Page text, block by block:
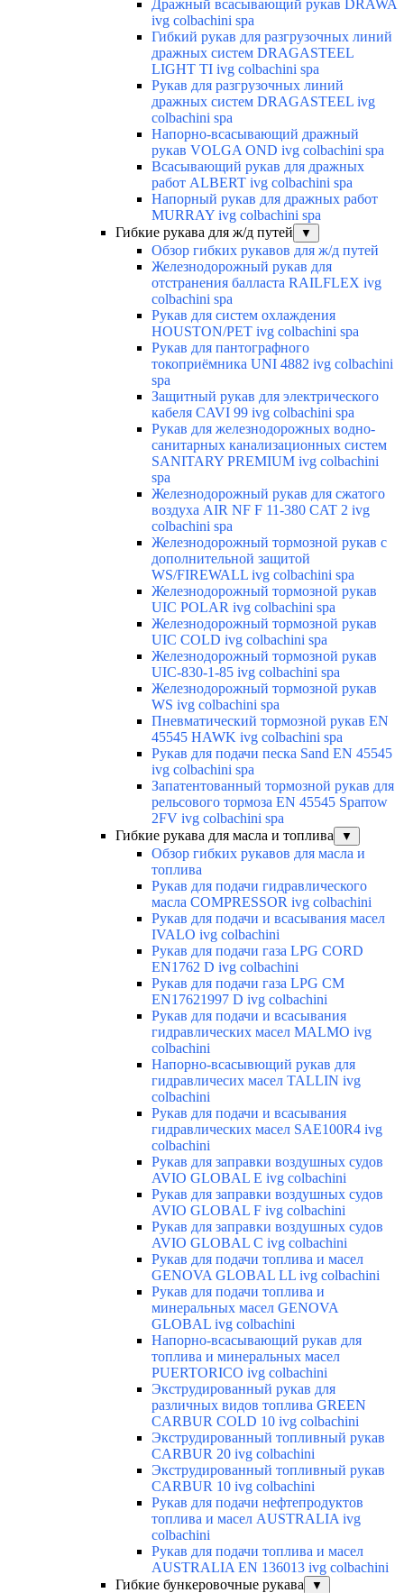
Дражный всасывающий рукав DRAWA
ivg colbachini spa
Гибкий рукав для разгрузочных линий
дражных систем DRAGASTEEL
LIGHT TI ivg colbachini spa
Рукав для разгрузочных линий
дражных систем DRAGASTEEL ivg
colbachini spa
Напорно-всасывающий дражный
рукав VOLGA OND ivg colbachini spa
Всасывающий рукав для дражных
работ ALBERT ivg colbachini spa
Напорный рукав для дражных работ
MURRAY ivg colbachini spa
Гибкие рукава для ж/д путей
▼
Обзор гибких рукавов для ж/д путей
Железнодорожный рукав для
отстранения балласта RAILFLEX ivg
colbachini spa
Рукав для систем охлаждения
HOUSTON/PET ivg colbachini spa
Рукав для пантографного
токоприёмника UNI 4882 ivg colbachini
spa
Защитный рукав для электрического
кабеля CAVI 99 ivg colbachini spa
Рукав для железнодорожных водно-
санитарных канализационных систем
SANITARY PREMIUM ivg colbachini
spa
Железнодорожный рукав для сжатого
воздуха AIR NF F 11-380 CAT 2 ivg
colbachini spa
Железнодорожный тормозной рукав с
дополнительной защитой
WS/FIREWALL ivg colbachini spa
Железнодорожный тормозной рукав
UIC POLAR ivg colbachini spa
Железнодорожный тормозной рукав
UIC COLD ivg colbachini spa
Железнодорожный тормозной рукав
UIC-830-1-85 ivg colbachini spa
Железнодорожный тормозной рукав
WS ivg colbachini spa
Пневматический тормозной рукав EN
45545 HAWK ivg colbachini spa
Рукав для подачи песка Sand EN 45545
ivg colbachini spa
Запатентованный тормозной рукав для
рельсового тормоза EN 45545 Sparrow
2FV ivg colbachini spa
Гибкие рукава для масла и топлива
▼
Обзор гибких рукавов для масла и
топлива
Рукав для подачи гидравлического
масла COMPRESSOR ivg colbachini
Рукав для подачи и всасывания масел
IVALO ivg colbachini
Рукав для подачи газа LPG CORD
EN1762 D ivg colbachini
Рукав для подачи газа LPG CM
EN17621997 D ivg colbachini
Рукав для подачи и всасывания
гидравлических масел MALMO ivg
colbachini
Напорно-всасывющий рукав для
гидравличесих масел TALLIN ivg
colbachini
Рукав для подачи и всасывания
гидравлических масел SAE100R4 ivg
colbachini
Рукав для заправки воздушных судов
AVIO GLOBAL E ivg colbachini
Рукав для заправки воздушных судов
AVIO GLOBAL F ivg colbachini
Рукав для заправки воздушных судов
AVIO GLOBAL C ivg colbachini
Рукав для подачи топлива и масел
GENOVA GLOBAL LL ivg colbachini
Рукав для подачи топлива и
минеральных масел GENOVA
GLOBAL ivg colbachini
Напорно-всасывающий рукав для
топлива и минеральных масел
PUERTORICO ivg colbachini
Экструдированный рукав для
различных видов топлива GREEN
CARBUR COLD 10 ivg colbachini
Экструдированный топливный рукав
CARBUR 20 ivg colbachini
Экструдированный топливный рукав
CARBUR 10 ivg colbachini
Рукав для подачи нефтепродуктов
топлива и масел AUSTRALIA ivg
colbachini
Рукав для подачи топлива и масел
AUSTRALIA EN 136013 ivg colbachini
Гибкие бункеровочные рукава
▼